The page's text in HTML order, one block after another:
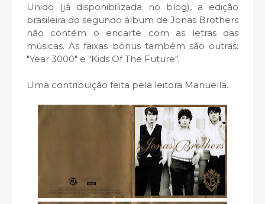
Unido (já disponibilizada no blog), a edição
brasileira do segundo álbum de Jonas Brothers
não contém o encarte com as letras das
músicas. As faixas bônus também são outras:
"Year 3000" e "Kids Of The Future".
Uma contribuição feita pela leitora Manuella.